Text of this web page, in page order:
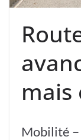
mais
Mobilité